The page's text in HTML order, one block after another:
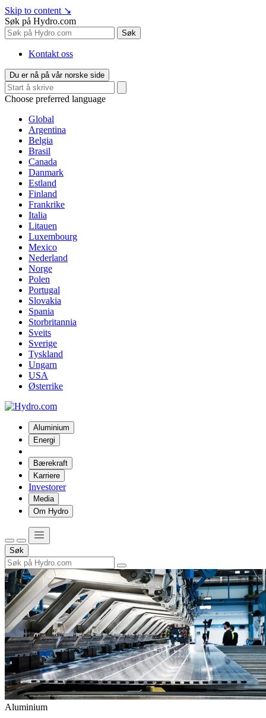
Skip to content ↘
Søk på Hydro.com
Søk
Kontakt oss
Du er nå på vår norske side
Choose preferred language
Global
Argentina
Belgia
Brasil
Canada
Danmark
Estland
Finland
Frankrike
Italia
Litauen
Luxembourg
Mexico
Nederland
Norge
Polen
Portugal
Slovakia
Spania
Storbritannia
Sveits
Sverige
Tyskland
Ungarn
USA
Østerrike
Aluminium
Energi
Bærekraft
Karriere
Investorer
Media
Om Hydro
Søk
Aluminium